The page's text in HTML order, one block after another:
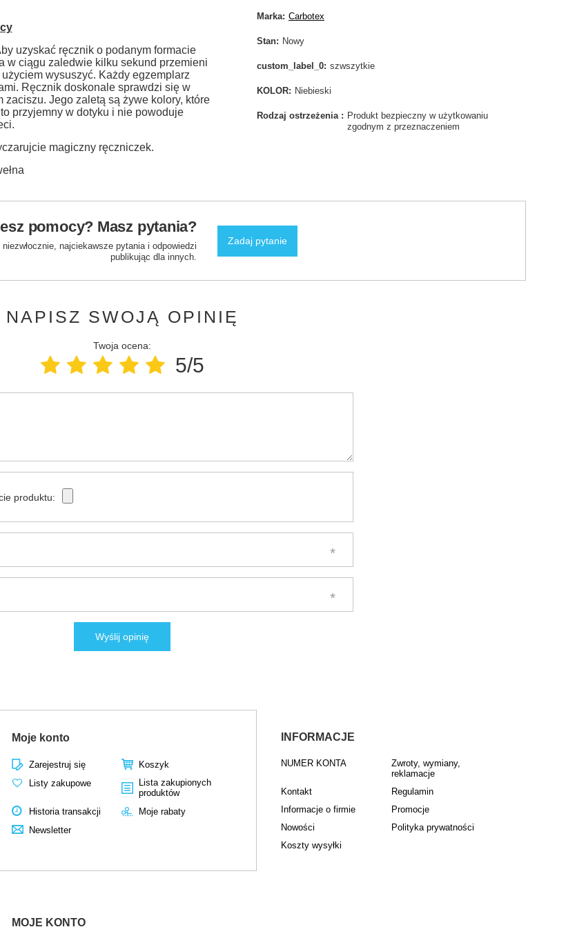
uzyskać ręcznik o podanym formacie
w ciągu zaledwie kilku sekund przemieni
wysuszyć. Każdy egzemplarz
Ręcznik doskonale sprawdzi się w
zaciszu. Jego zaletą są żywe kolory, które
przyjemny w dotyku i nie powoduje
magiczny ręczniczek.
Marka Carbotex
Stan Nowy
custom_label_0 szwszytkie
KOLOR Niebieski
Rodzaj ostrzeżenia
Produkt bezpieczny w użytkowaniu
zgodnym z przeznaczeniem
pomocy? Masz pytania?
najciekawsze pytania i odpowiedzi
publikując dla innych.
Zadaj pytanie
NAPISZ SWOJĄ OPINIĘ
Twoja ocena:
5/5
produktu:
Wyślij opinię
Moje konto
Zarejestruj się
Koszyk
Listy zakupowe
Lista zakupionych
produktów
Historia transakcji
Moje rabaty
Newsletter
INFORMACJE
NUMER KONTA
Zwroty, wymiany,
reklamacje
Kontakt
Regulamin
Informacje o firmie
Promocje
Nowości
Polityka prywatności
Koszty wysyłki
MOJE KONTO